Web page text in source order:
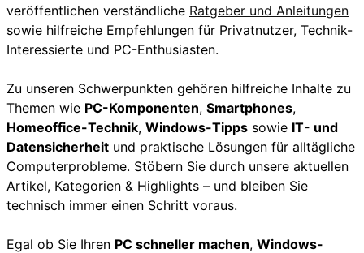
veröffentlichen verständliche Ratgeber und Anleitungen
sowie hilfreiche Empfehlungen für Privatnutzer, Technik-
Interessierte und PC-Enthusiasten.
Zu unseren Schwerpunkten gehören hilfreiche Inhalte zu
Themen wie PC-Komponenten, Smartphones,
Homeoffice-Technik, Windows-Tipps sowie IT- und
Datensicherheit und praktische Lösungen für alltägliche
Computerprobleme. Stöbern Sie durch unsere aktuellen
Artikel, Kategorien & Highlights – und bleiben Sie
technisch immer einen Schritt voraus.
Egal ob Sie Ihren PC schneller machen, Windows-